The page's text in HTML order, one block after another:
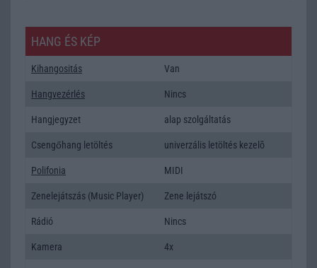
HANG ÉS KÉP
Kihangositás Van
Hangvezérlés Nincs
Hangjegyzet alap szolgáltatás
Csengőhang letöltés univerzális letöltés kezelõ
Polifonia MIDI
Zenelejátszás (Music Player) Zene lejátszó
Rádió Nincs
Kamera 4x